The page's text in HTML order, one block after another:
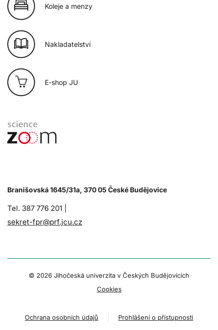
Koleje a menzy
Nakladatelství
E-shop JU
Branišovská 1645/31a, 370 05 České Budějovice
Tel. 387 776 201 |
sekret-fpr@prf.jcu.cz
© 2026 Jihočeská univerzita v Českých Budějovicích
Cookies
Ochrana osobních údajů Prohlášení o přístupnosti